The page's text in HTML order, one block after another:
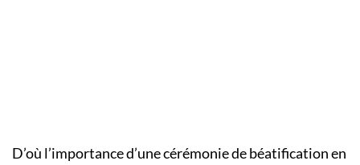
D’où l’importance d’une cérémonie de béatification en